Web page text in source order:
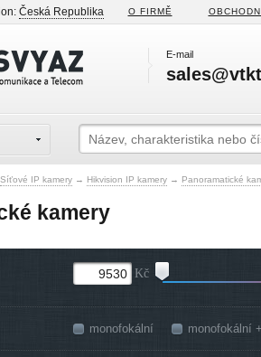
Česká Republika O FIRMĚ
E-mail
Síťové IP kamery → Hikvision IP kamery → Panoramatické
kamery
Kč
monofokální monofokální